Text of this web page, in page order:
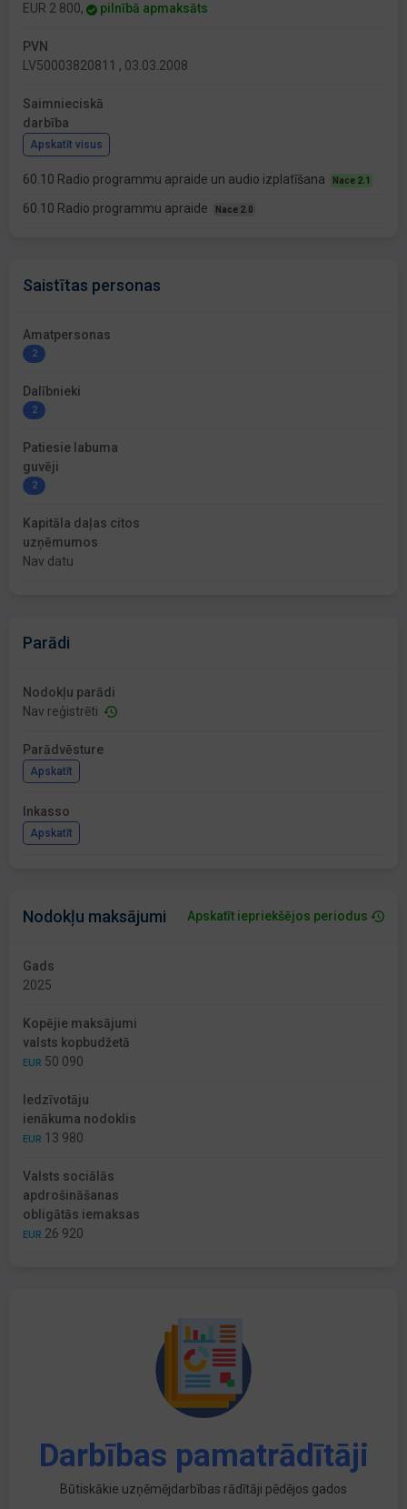
EUR 2 800,
pilnībā apmaksāts
PVN
LV50003820811 , 03.03.2008
Saimnieciskā
darbība
Apskatīt visus
60.10 Radio programmu apraide un audio izplatīšana Nace 2.1
60.10 Radio programmu apraide Nace 2.0
Saistītas personas
Amatpersonas
2
Dalībnieki
2
Patiesie labuma
guvēji
2
Kapitāla daļas citos
uzņēmumos
Nav datu
Parādi
Nodokļu parādi
Nav reģistrēti
Parādvēsture
Apskatīt
Inkasso
Apskatīt
Nodokļu maksājumi Apskatīt iepriekšējos periodus
Gads
2025
Kopējie maksājumi
valsts kopbudžetā
EUR 50 090
Iedzīvotāju
ienākuma nodoklis
EUR 13 980
Valsts sociālās
apdrošināšanas
obligātās iemaksas
EUR 26 920
Darbības pamatrādītāji
Būtiskākie uzņēmējdarbības rādītāji pēdējos gados